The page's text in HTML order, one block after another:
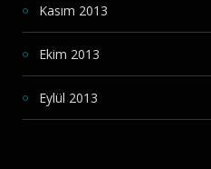
Kasım 2013
Ekim 2013
Eylül 2013